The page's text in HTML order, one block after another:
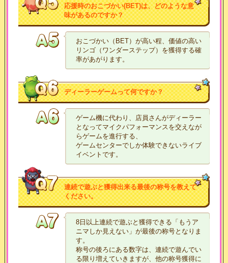
応援時のおこづかい(BET)は、どのような意
味があるのですか？
おこづかい（BET）が高い程、価値の高い
リンゴ（ワンダーステップ）を獲得する確
率があがります。
ディーラーゲームって何ですか？
ゲーム機に代わり、店員さんがディーラー
となってマイクパフォーマンスを交えなが
らゲームを進行する、
ゲームセンターでしか体験できないライブ
イベントです。
連続で遊ぶと獲得出来る最後の称号を教えて
ください。
8日以上連続で遊ぶと獲得できる「もうア
ニマしか見えない」が最後の称号となりま
す。
称号の後ろにある数字は、連続で遊んでい
る限り増えていきますが、他の称号獲得に